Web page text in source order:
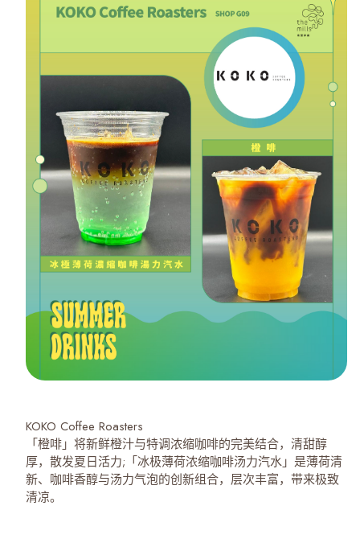
KOKO Coffee Roasters
「橙啡」将新鲜橙汁与特调浓缩咖啡的完美结合，清甜醇
厚，散发夏日活力;「冰极薄荷浓缩咖啡汤力汽水」是薄荷清
新、咖啡香醇与汤力气泡的创新组合，层次丰富，带来极致
清凉。